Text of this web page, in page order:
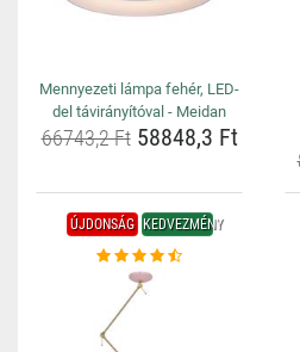
Mennyezeti lámpa fehér, LED-
del távirányítóval - Meidan
66743,2 Ft58848,3 Ft
ÚJDONSÁG KEDVEZMÉNY